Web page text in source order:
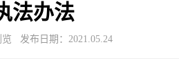
法办法
览 发布日期：2021.05.24